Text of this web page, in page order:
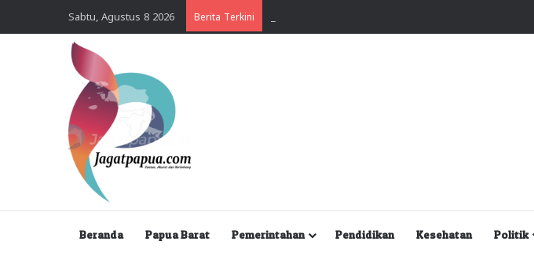
Sabtu, Agustus 8 2026 Berita Terkini
Beranda Papua Barat Pemerintahan Pendidikan Kesehatan Politik